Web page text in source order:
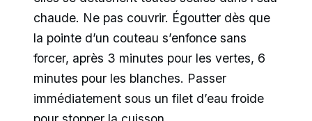
chaude. Ne pas couvrir. Égoutter dès que
la pointe d’un couteau s’enfonce sans
forcer, après 3 minutes pour les vertes, 6
minutes pour les blanches. Passer
immédiatement sous un filet d’eau froide